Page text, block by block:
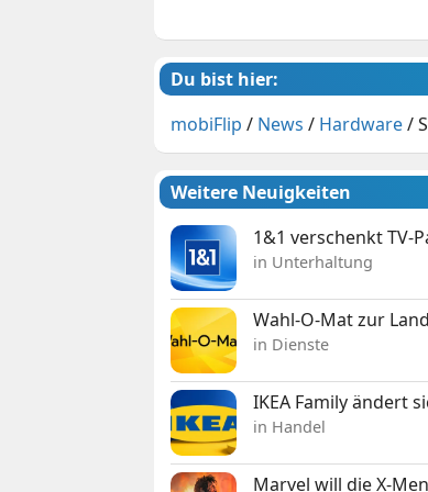
Du bist hier:
mobiFlip / News / Hardware/
Weitere Neuigkeiten
1&1 verschenkt TV-
in Unterhaltung
Wahl-O-Mat zur
in Dienste
IKEA Family ändert
in Handel
Marvel will die X-